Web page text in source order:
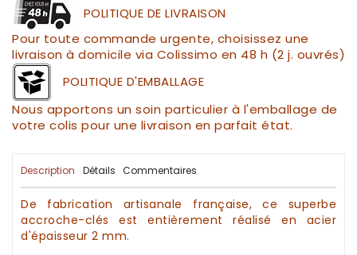
POLITIQUE DE LIVRAISON
Pour toute commande urgente, choisissez une
livraison à domicile via Colissimo en 48 h (2 j. ouvrés)
POLITIQUE D'EMBALLAGE
Nous apportons un soin particulier à l'emballage de
votre colis pour une livraison en parfait état.
Description Détails Commentaires
De fabrication artisanale française, ce superbe
accroche-clés est entièrement réalisé en acier
d'épaisseur 2 mm.